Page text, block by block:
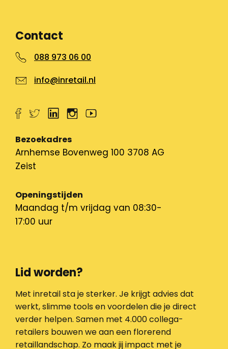
Contact
088 973 06 00
info@inretail.nl
Bezoekadres
Arnhemse Bovenweg 100 3708 AG
Zeist
Openingstijden
Maandag t/m vrijdag van 08:30-
17:00 uur
Lid worden?
Met inretail sta je sterker. Je krijgt advies dat
werkt, slimme tools en voordelen die je direct
verder helpen. Samen met 4.000 collega-
retailers bouwen we aan een florerend
retaillandschap. Zo maak jij impact met je